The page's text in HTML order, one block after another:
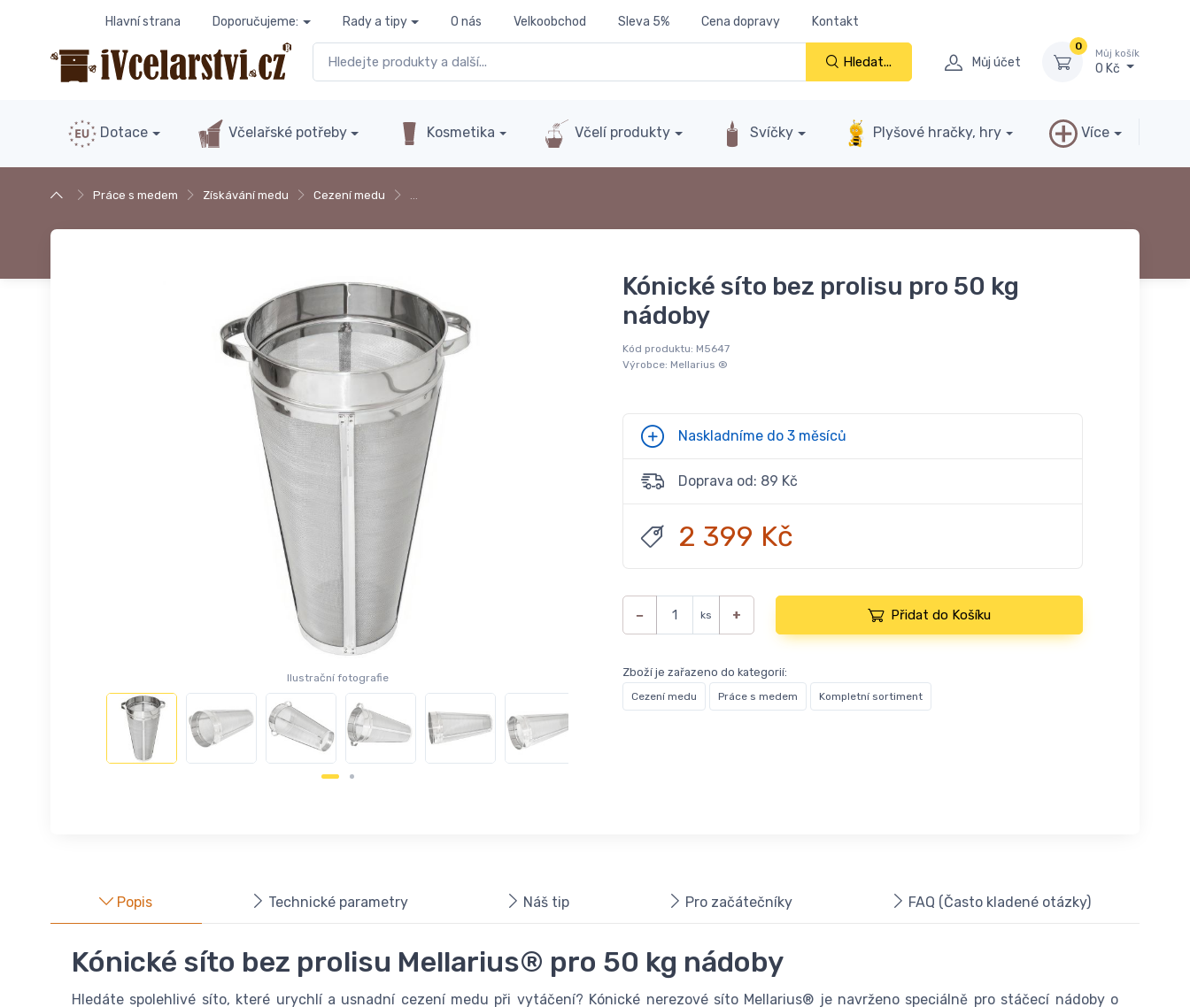
Hlavní strana Doporučujeme: Rady a tipy O nás Velkoobchod Sleva 5% Cena dopravy Kontakt
Hledat... Můj účet
0
Můj košík
0 Kč
Dotace Včelařské potřeby Kosmetika Včelí produkty Svíčky Plyšové hračky, hry Více
Práce s medem Získávání medu Cezení medu …
Ilustrační fotografie
Kónické síto bez prolisu pro 50 kg
nádoby
Kód produktu: M5647
Výrobce: Mellarius ®
Naskladníme do 3 měsíců
Doprava od: 89 Kč
2 399 Kč
− ks + Přidat do Košíku
Zboží je zařazeno do kategorií:
Cezení medu Práce s medem Kompletní sortiment
Popis Technické parametry Náš tip Pro začátečníky FAQ (Často kladené otázky)
Kónické síto bez prolisu Mellarius® pro 50 kg nádoby
Hledáte spolehlivé síto, které urychlí a usnadní cezení medu při vytáčení? Kónické nerezové síto Mellarius® je navrženo speciálně pro stáčecí nádoby o